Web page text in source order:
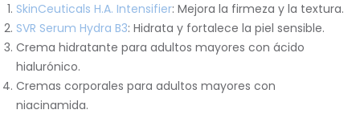
SkinCeuticals H.A. Intensifier: Mejora la firmeza y la textura.
SVR Serum Hydra B3: Hidrata y fortalece la piel sensible.
Crema hidratante para adultos mayores con ácido
hialurónico.
Cremas corporales para adultos mayores con
niacinamida.